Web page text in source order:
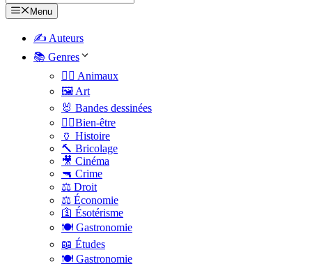
Menu
✍️ Auteurs
📚 Genres
🐕‍🦺 Animaux
🖼️ Art
🐰 Bandes dessinées
🧑‍⚕️Bien-être
🏺 Histoire
🔨 Bricolage
🎥 Cinéma
🔫 Crime
⚖️ Droit
⚖️ Économie
🛐 Ésotérisme
🍽️ Gastronomie
📖 Études
🍽️ Gastronomie